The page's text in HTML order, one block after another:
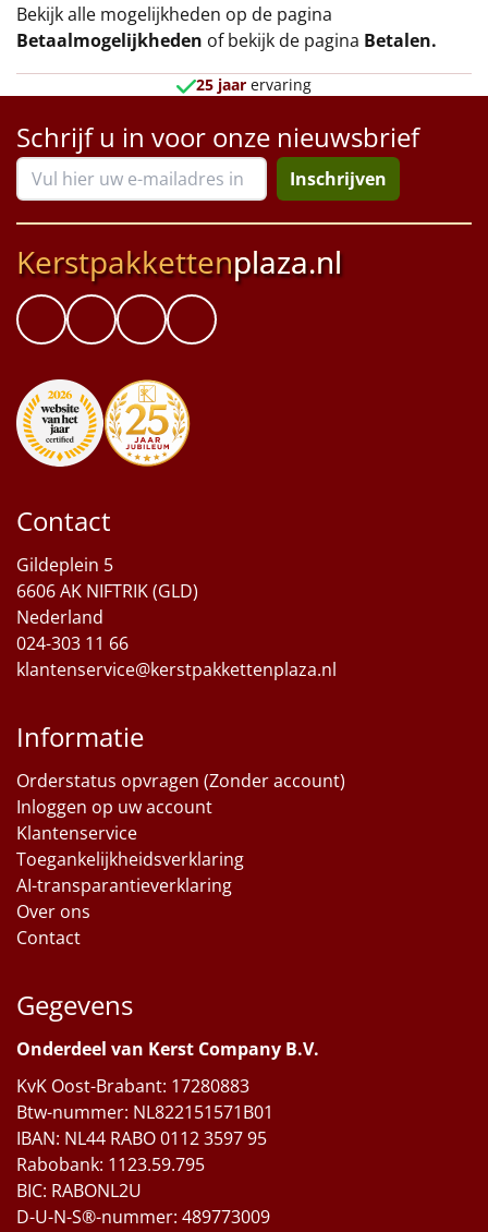
Bekijk alle mogelijkheden op de pagina
Betaalmogelijkheden of bekijk de pagina Betalen.
25 jaar ervaring
Schrijf u in voor onze nieuwsbrief
Inschrijven
Kerstpakkettenplaza.nl
Contact
Gildeplein 5
6606 AK NIFTRIK (GLD)
Nederland
024-303 11 66
klantenservice@kerstpakkettenplaza.nl
Informatie
Orderstatus opvragen (Zonder account)
Inloggen op uw account
Klantenservice
Toegankelijkheidsverklaring
AI-transparantieverklaring
Over ons
Contact
Gegevens
Onderdeel van Kerst Company B.V.
KvK Oost-Brabant: 17280883
Btw-nummer: NL822151571B01
IBAN: NL44 RABO 0112 3597 95
Rabobank: 1123.59.795
BIC: RABONL2U
D-U-N-S®-nummer: 489773009